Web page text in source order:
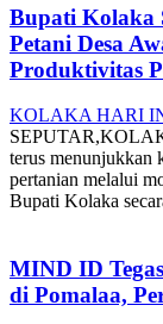
Bupati Kolaka
Petani Desa
Produktivitas
KOLAKA HARI
terus menunjukkan
pertanian melalui
Bupati Kolaka
MIND ID
di Pomalaa,